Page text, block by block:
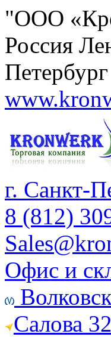
"ООО
Россия
Петербург
г. Санкт-
8 (812)
Офис и
Салова